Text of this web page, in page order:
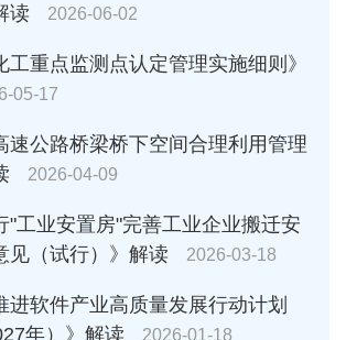
读
2026-06-02
工重点监测点认定管理实施细则》
05-17
速公路桥梁桥下空间合理利用管理
2026-04-09
"工业安置房"完善工业企业搬迁安
见（试行）》解读
2026-03-18
进软件产业高质量发展行动计划
年）》解读
2026-01-18